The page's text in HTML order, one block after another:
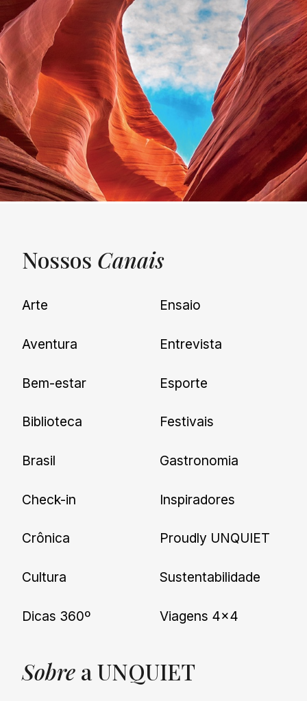
UNQUIET
Newsletter
nossas novidades.
Nossos Canais
Arte
Aventura
Bem-estar
Biblioteca
Brasil
Check-in
Crônica
Cultura
Dicas 360º
Ensaio
Entrevista
Esporte
Festivais
Gastronomia
Inspiradores
Proudly UNQUIET
Sustentabilidade
Viagens 4×4
Sobre a UNQUIET